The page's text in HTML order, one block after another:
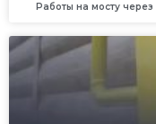
Работы на мосту